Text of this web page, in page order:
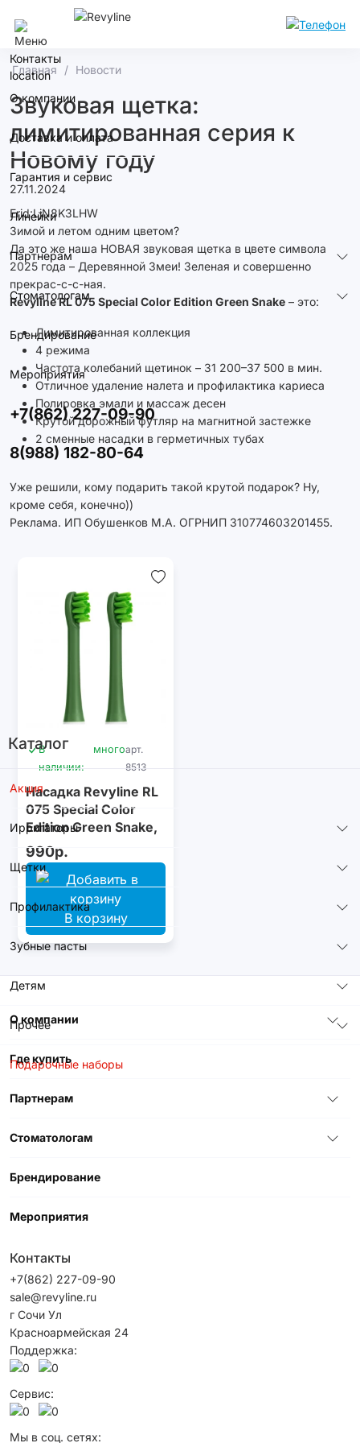
Контакты
О компании
Доставка и оплата
Гарантия и сервис
Линейки
Партнерам
Стоматологам
Брендирование
Мероприятия
+7(862) 227-09-90
8(988) 182-80-64
Каталог
Акция
Ирригаторы
Щетки
Профилактика
Зубные пасты
Детям
Прочее
Подарочные наборы
Главная Новости
Звуковая щетка:
лимитированная серия к
Новому году
27.11.2024
Erid:LjN8K3LHW
Зимой и летом одним цветом?
Да это же наша НОВАЯ звуковая щетка в цвете символа
2025 года – Деревянной Змеи! Зеленая и совершенно
прекрас-с-с-ная.
Revyline RL 075 Special Color Edition Green Snake – это:
Лимитированная коллекция
4 режима
Частота колебаний щетинок – 31 200–37 500 в мин.
Отличное удаление налета и профилактика кариеса
Полировка эмали и массаж десен
Крутой дорожный футляр на магнитной застежке
2 сменные насадки в герметичных тубах
Уже решили, кому подарить такой крутой подарок? Ну,
кроме себя, конечно))
Реклама. ИП Обушенков М.А. ОГРНИП 310774603201455.
В
наличии:
многоарт.
8513
Насадка Revyline RL
075 Special Color
Edition Green Snake,
2 шт.
990р.
В корзину
О компании
Где купить
Партнерам
Стоматологам
Брендирование
Мероприятия
Контакты
+7(862) 227-09-90
sale@revyline.ru
г Сочи Ул
Красноармейская 24
Поддержка:
Сервис:
Мы в соц. сетях: